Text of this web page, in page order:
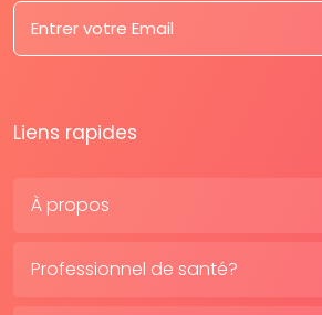
Liens rapides
À propos
Professionnel de santé?